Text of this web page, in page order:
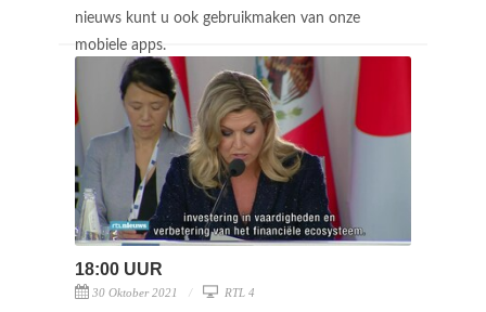
nieuws kunt u ook gebruikmaken van onze
mobiele apps.
18:00 UUR
30 Oktober 2021 RTL 4